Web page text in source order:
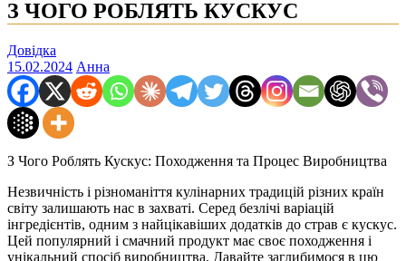
З ЧОГО РОБЛЯТЬ КУСКУС
Довідка
15.02.2024 Анна
З Чого Роблять Кускус: Походження та Процес Виробництва
Незвичність і різноманіття кулінарних традицій різних країн
світу залишають нас в захваті. Серед безлічі варіацій
інгредієнтів, одним з найцікавіших додатків до страв є кускус.
Цей популярний і смачний продукт має своє походження і
унікальний спосіб виробництва. Давайте заглибимося в цю